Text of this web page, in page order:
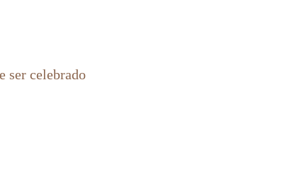
ser celebrado